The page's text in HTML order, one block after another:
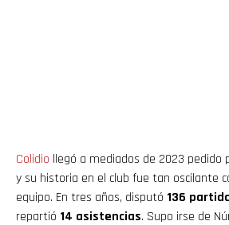
Colidio llegó a mediados de 2023 pedido
y su historia en el club fue tan oscilante
equipo. En tres años, disputó 136
repartió 14 asistencias. Supo irse de